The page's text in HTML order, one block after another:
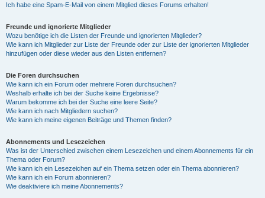
Ich habe eine Spam-E-Mail von einem Mitglied dieses Forums erhalten!
Freunde und ignorierte Mitglieder
Wozu benötige ich die Listen der Freunde und ignorierten Mitglieder?
Wie kann ich Mitglieder zur Liste der Freunde oder zur Liste der ignorierten Mitglieder
hinzufügen oder diese wieder aus den Listen entfernen?
Die Foren durchsuchen
Wie kann ich ein Forum oder mehrere Foren durchsuchen?
Weshalb erhalte ich bei der Suche keine Ergebnisse?
Warum bekomme ich bei der Suche eine leere Seite?
Wie kann ich nach Mitgliedern suchen?
Wie kann ich meine eigenen Beiträge und Themen finden?
Abonnements und Lesezeichen
Was ist der Unterschied zwischen einem Lesezeichen und einem Abonnements für ein
Thema oder Forum?
Wie kann ich ein Lesezeichen auf ein Thema setzen oder ein Thema abonnieren?
Wie kann ich ein Forum abonnieren?
Wie deaktiviere ich meine Abonnements?